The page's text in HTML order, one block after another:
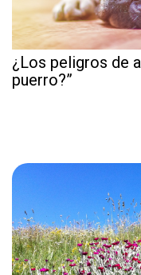
¿Los peligros de
puerro?”